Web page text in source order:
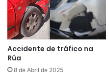
Accidente de tráfico na
Rúa
8 de Abril de 2025